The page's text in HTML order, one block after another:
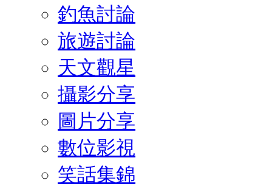
釣魚討論
旅遊討論
天文觀星
攝影分享
圖片分享
數位影視
笑話集錦